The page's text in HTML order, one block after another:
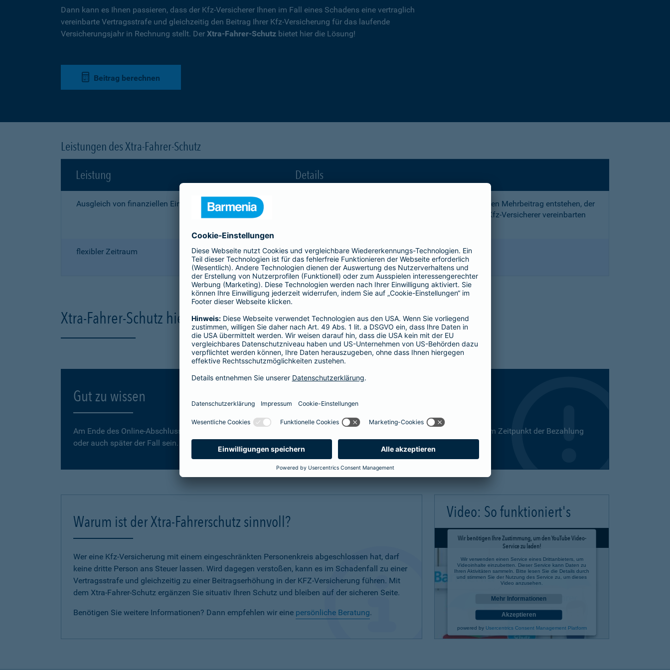
Dann kann es Ihnen passieren, dass der Kfz-Versicherer Ihnen im Fall eines Schadens eine vertraglich
vereinbarte Vertragsstrafe und gleichzeitig den Beitrag Ihrer Kfz-Versicherung für das laufende
Versicherungsjahr in Rechnung stellt. Der Xtra-Fahrer-Schutz bietet hier die Lösung!
Beitrag berechnen
Leistungen des Xtra-Fahrer-Schutz
Leistung
Details
Ausgleich von finanziellen Einbußen
die Ihnen nach einem Unfall durch die Vertragsstrafe und den Mehrbeitrag entstehen, der
Ihnen wegen einer unerlaubten Erweiterung des mit Ihrem Kfz-Versicherer vereinbarten
flexibler Zeitraum
1, 2 oder 3 Tage bzw.
1, 2 oder 3 Wochen
Xtra-Fahrer-Schutz hier online berechnen und direkt abschließen
Gut zu wissen
Am Ende des Online-Abschlusses können Sie selbst bestimmen, ab wann Ihr Xtra-Fahrer-Schutz gültig ist. Dies kann zum Zeitpunkt der Bezahlung
oder auch später der Fall sein.
Warum ist der Xtra-Fahrerschutz sinnvoll?
Wer eine Kfz-Versicherung mit einem eingeschränkten Personenkreis abgeschlossen hat, darf
keine dritte Person ans Steuer lassen. Wird dagegen verstoßen, kann es im Schadenfall zu einer
Vertragsstrafe und gleichzeitig zu einer Beitragserhöhung in der KFZ-Versicherung führen. Mit
dem Xtra-Fahrer-Schutz ergänzen Sie situativ Ihren Schutz und bleiben auf der sicheren Seite.
Benötigen Sie weitere Informationen? Dann empfehlen wir eine persönliche Beratung.
Video: So funktioniert's
Wir benötigen Ihre Zustimmung, um den YouTube Video-
Service zu laden!
Wir verwenden einen Service eines Drittanbieters, um
Videoinhalte einzubetten. Dieser Service kann Daten zu
Ihren Aktivitäten sammeln. Bitte lesen Sie die Details durch
und stimmen Sie der Nutzung des Service zu, um dieses
Video anzusehen.
Mehr Informationen
Akzeptieren
powered by Usercentrics Consent Management Platform